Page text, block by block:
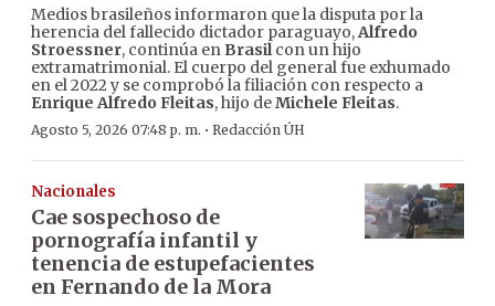
Medios brasileños informaron que la disputa por la
herencia del fallecido dictador paraguayo,Alfredo
Stroessner, continúa en Brasilcon un hijo
extramatrimonial. El cuerpo del general fue exhumado
en el 2022 y se comprobó la filiación con respecto a
Enrique Alfredo Fleitas, hijo deMichele Fleitas.
Agosto 5, 2026 07:48 p. m. · Redacción ÚH
Nacionales
Cae sospechoso de
pornografía infantil y
tenencia de estupefacientes
en Fernando de la Mora